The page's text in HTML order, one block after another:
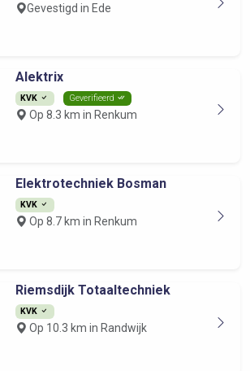
Gevestigd in Ede
Alektrix
KVK Geverifieerd
Op 8.3 km in Renkum
Elektrotechniek Bosman
KVK
Op 8.7 km in Renkum
Riemsdijk Totaaltechniek
KVK
Op 10.3 km in Randwijk